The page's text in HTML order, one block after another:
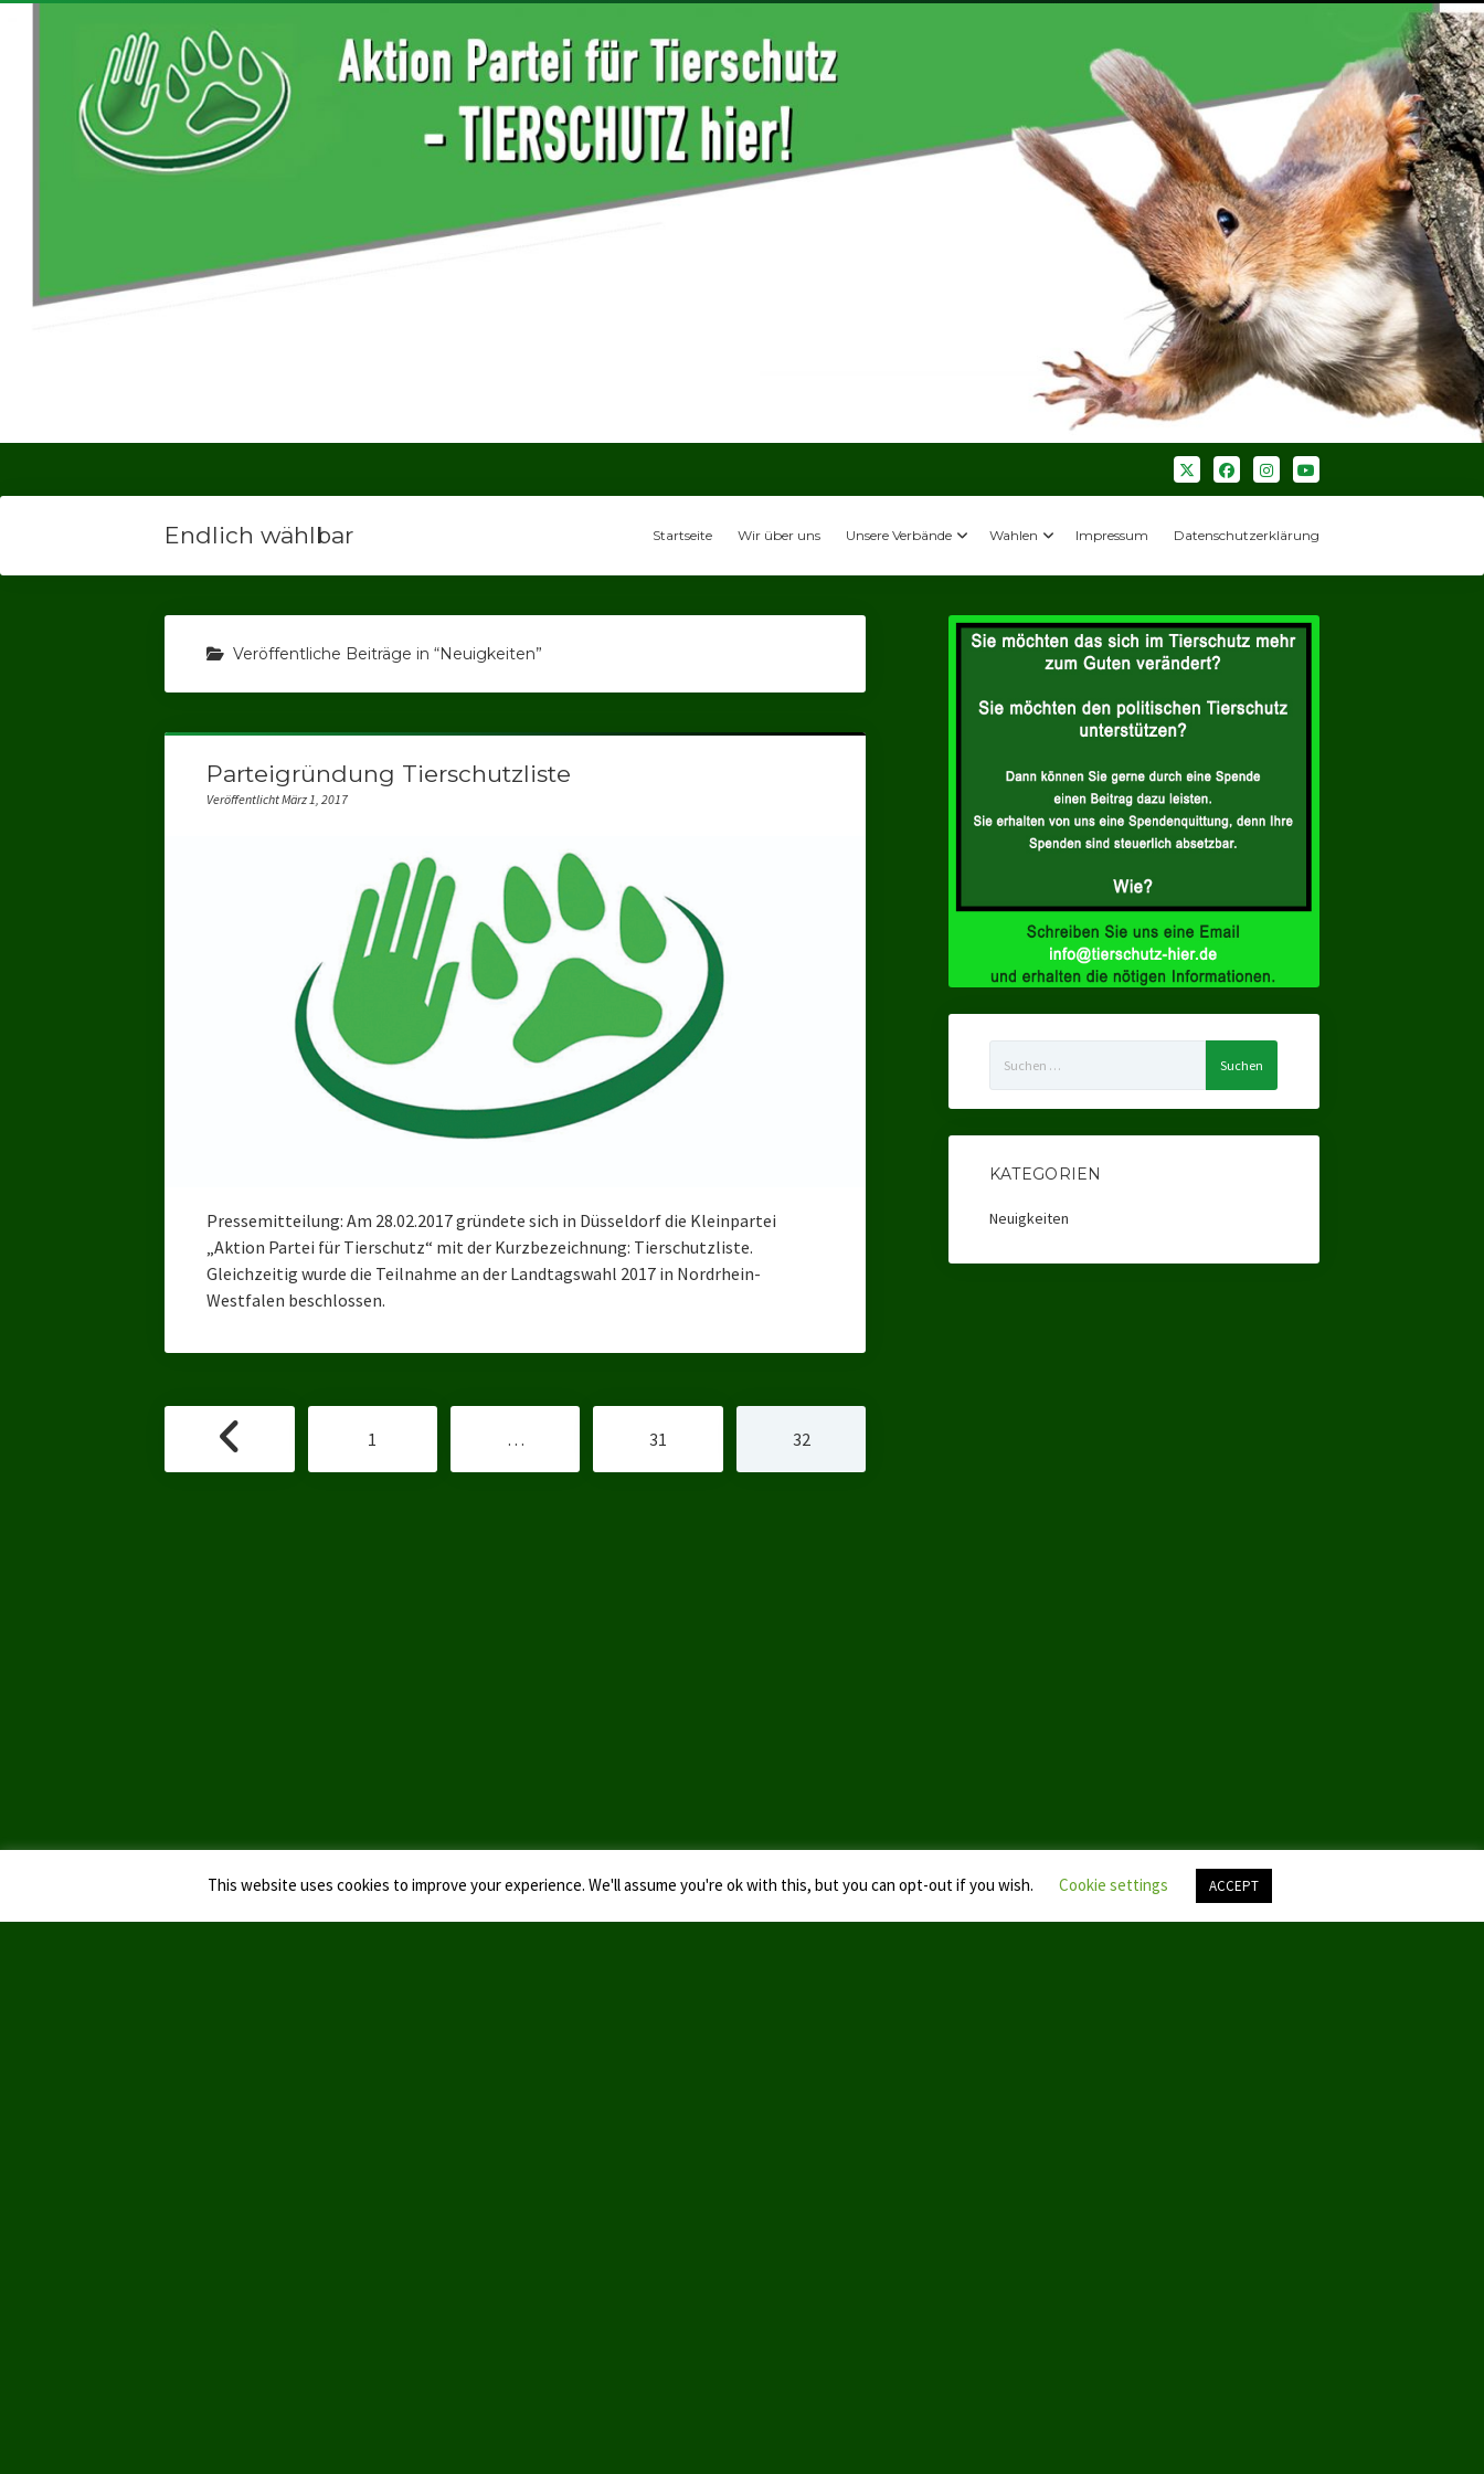
Endlich wählbar Startseite Wir über uns Unsere Verbände Wahlen Impressum Datenschutzerklärung
Veröffentliche Beiträge in “Neuigkeiten”
Parteigründung Tierschutzliste
Veröffentlicht März 1, 2017
Pressemitteilung: Am 28.02.2017 gründete sich in Düsseldorf die Kleinpartei
„Aktion Partei für Tierschutz“ mit der Kurzbezeichnung: Tierschutzliste.
Gleichzeitig wurde die Teilnahme an der Landtagswahl 2017 in Nordrhein-
Westfalen beschlossen.
Seitennummerierung
Beiträge
1 … 31 32
nach:
KATEGORIEN
Neuigkeiten
This website uses cookies to improve your experience. We'll assume you're ok with this, but you can opt-out if you wish. Cookie settings ACCEPT